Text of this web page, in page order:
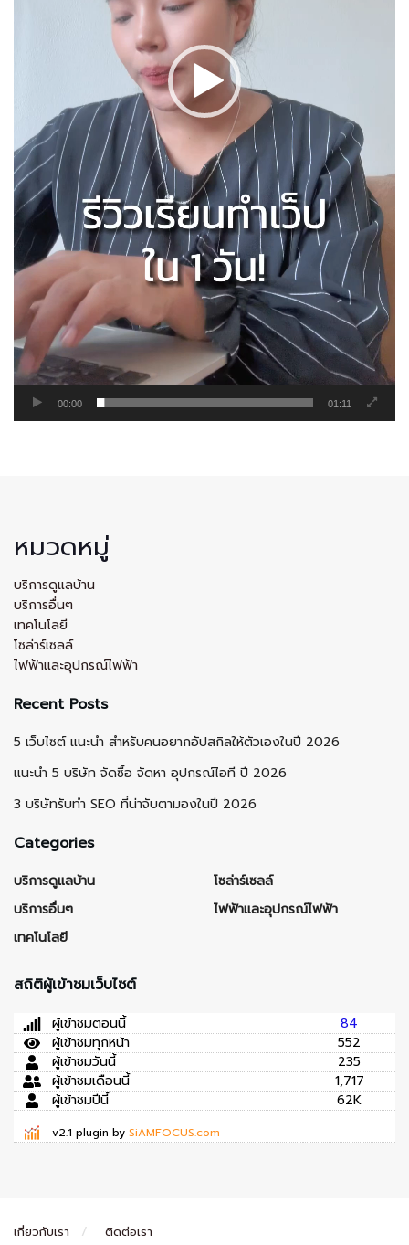
00:00 01:11
หมวดหมู่
บริการดูแลบ้าน
บริการอื่นๆ
เทคโนโลยี
โซล่าร์เซลล์
ไฟฟ้าและอุปกรณ์ไฟฟ้า
Recent Posts
5 เว็บไซต์ แนะนำ สำหรับคนอยากอัปสกิลให้ตัวเองในปี 2026
แนะนำ 5 บริษัท จัดซื้อ จัดหา อุปกรณ์ไอที ปี 2026
3 บริษัทรับทำ SEO ที่น่าจับตามองในปี 2026
Categories
บริการดูแลบ้าน
บริการอื่นๆ
เทคโนโลยี
โซล่าร์เซลล์
ไฟฟ้าและอุปกรณ์ไฟฟ้า
สถิติผู้เข้าชมเว็บไซต์
ผู้เข้าชมตอนนี้
84
ผู้เข้าชมทุกหน้า
552
ผู้เข้าชมวันนี้
235
ผู้เข้าชมเดือนนี้
1,717
ผู้เข้าชมปีนี้
62K
v2.1 plugin by SiAMFOCUS.com
เกี่ยวกับเรา ติดต่อเรา